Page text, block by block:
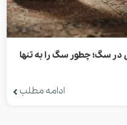
در سگ؛ چطور سگ را به تنها
ادامه مطلب